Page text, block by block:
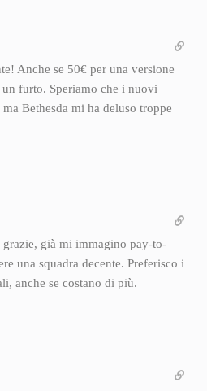
Anche se 50€ per una versione
furto. Speriamo che i nuovi
Bethesda mi ha deluso troppe
grazie, già mi immagino pay-to-
una squadra decente. Preferisco i
anche se costano di più.